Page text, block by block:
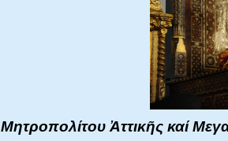
Μητροπολίτου Ἀττικῆς καί